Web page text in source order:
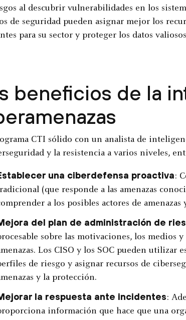
al descubrir vulnerabilidades en los
de seguridad pueden asignar mejor los
para su sector y proteger los datos
beneficios de la
CTI sólido con un analista de
y la resistencia a varios niveles,
una ciberdefensa proactiva:
(que responde a las amenazas
a los posibles actores de
del plan de administración de
sobre las motivaciones, los medios
Los CISO y los SOC pueden utilizar
de riesgo y asignar recursos de
y la protección.
la respuesta ante incidentes:
información que hace que una